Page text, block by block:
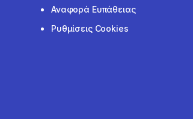
Αναφορά Ευπάθειας
Ρυθμίσεις Cookies